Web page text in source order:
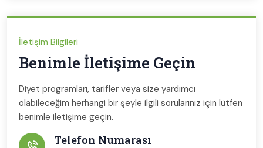
İletişim Bilgileri
Benimle İletişime Geçin
Diyet programları, tarifler veya size yardımcı
olabileceğim herhangi bir şeyle ilgili sorularınız için lütfen
benimle iletişime geçin.
Telefon Numarası